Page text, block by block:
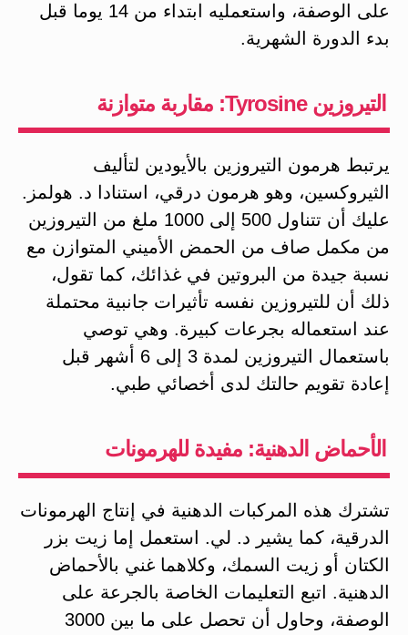
على الوصفة، واستعمليه ابتداء من 14 يوما قبل
بدء الدورة الشهرية.
التيروزين Tyrosine: مقاربة متوازنة
يرتبط هرمون التيروزين بالأيودين لتأليف
الثيروكسين، وهو هرمون درقي، استنادا د. هولمز.
عليك أن تتناول 500 إلى 1000 ملغ من التيروزين
من مكمل صاف من الحمض الأميني المتوازن مع
نسبة جيدة من البروتين في غذائك، كما تقول،
ذلك أن للتيروزين نفسه تأثيرات جانبية محتملة
عند استعماله بجرعات كبيرة. وهي توصي
باستعمال التيروزين لمدة 3 إلى 6 أشهر قبل
إعادة تقويم حالتك لدى أخصائي طبي.
الأحماض الدهنية: مفيدة للهرمونات
تشترك هذه المركبات الدهنية في إنتاج الهرمونات
الدرقية، كما يشير د. لي. استعمل إما زيت بزر
الكتان أو زيت السمك، وكلاهما غني بالأحماض
الدهنية. اتبع التعليمات الخاصة بالجرعة على
الوصفة، وحاول أن تحصل على ما بين 3000